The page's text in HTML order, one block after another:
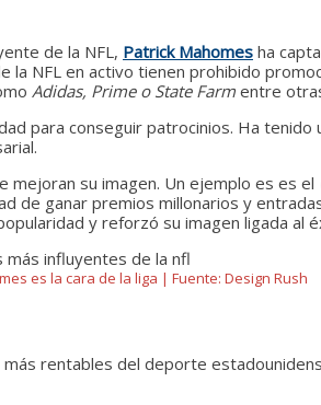
de la NFL, Patrick Mahomes ha
NFL en activo tienen prohibido
Adidas, Prime o State Farm entre
para conseguir patrocinios. Ha
mejoran su imagen. Un ejemplo es es el
de ganar premios millonarios y
y reforzó su imagen ligada al
es la cara de la liga | Fuente: Design Rush
más rentables del deporte